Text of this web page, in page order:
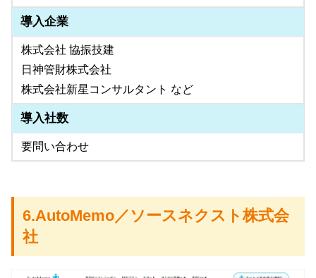
導入企業
株式会社 協振技建
日神管財株式会社
株式会社新星コンサルタント など
導入社数
要問い合わせ
6.AutoMemo／ソースネクスト株式会
社